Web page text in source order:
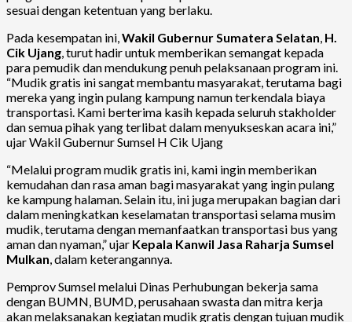
sesuai dengan ketentuan yang berlaku.
Pada kesempatan ini,Wakil Gubernur Sumatera Selatan, H.
Cik Ujang, turut hadir untuk memberikan semangat kepada
para pemudik dan mendukung penuh pelaksanaan program ini.
“Mudik gratis ini sangat membantu masyarakat, terutama bagi
mereka yang ingin pulang kampung namun terkendala biaya
transportasi. Kami berterima kasih kepada seluruh stakholder
dan semua pihak yang terlibat dalam menyukseskan acara ini,”
ujar Wakil Gubernur Sumsel H Cik Ujang
“Melalui program mudik gratis ini, kami ingin memberikan
kemudahan dan rasa aman bagi masyarakat yang ingin pulang
ke kampung halaman. Selain itu, ini juga merupakan bagian dari
dalam meningkatkan keselamatan transportasi selama musim
mudik, terutama dengan memanfaatkan transportasi bus yang
aman dan nyaman,” ujar Kepala Kanwil Jasa Raharja Sumsel
Mulkan, dalam keterangannya.
Pemprov Sumsel melalui Dinas Perhubungan bekerja sama
dengan BUMN, BUMD, perusahaan swasta dan mitra kerja
akan melaksanakan kegiatan mudik gratis dengan tujuan mudik